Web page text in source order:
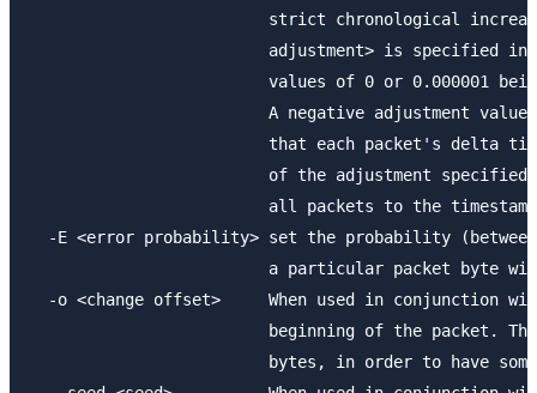
strict chronological
adjustment> is specified in
values of 0 or 0.000001
A negative adjustment value
that each packet's delta
of the adjustment
all packets to the
-E <error probability> set the probability
a particular packet byte
-o <change offset>     When used in conjunction
beginning of the packet.
bytes, in order to have